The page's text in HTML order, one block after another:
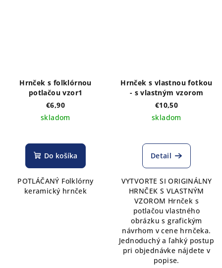
Hrnček s folklórnou
potlačou vzor1
€6,90
skladom
Do košíka
POTLÁČANÝ Folklórny
keramický hrnček
Hrnček s vlastnou fotkou
- s vlastným vzorom
€10,50
skladom
Detail
VYTVORTE SI ORIGINÁLNY
HRNČEK S VLASTNÝM
VZOROM Hrnček s
potlačou vlastného
obrázku s grafickým
návrhom v cene hrnčeka.
Jednoduchý a ľahký postup
pri objednávke nájdete v
popise.